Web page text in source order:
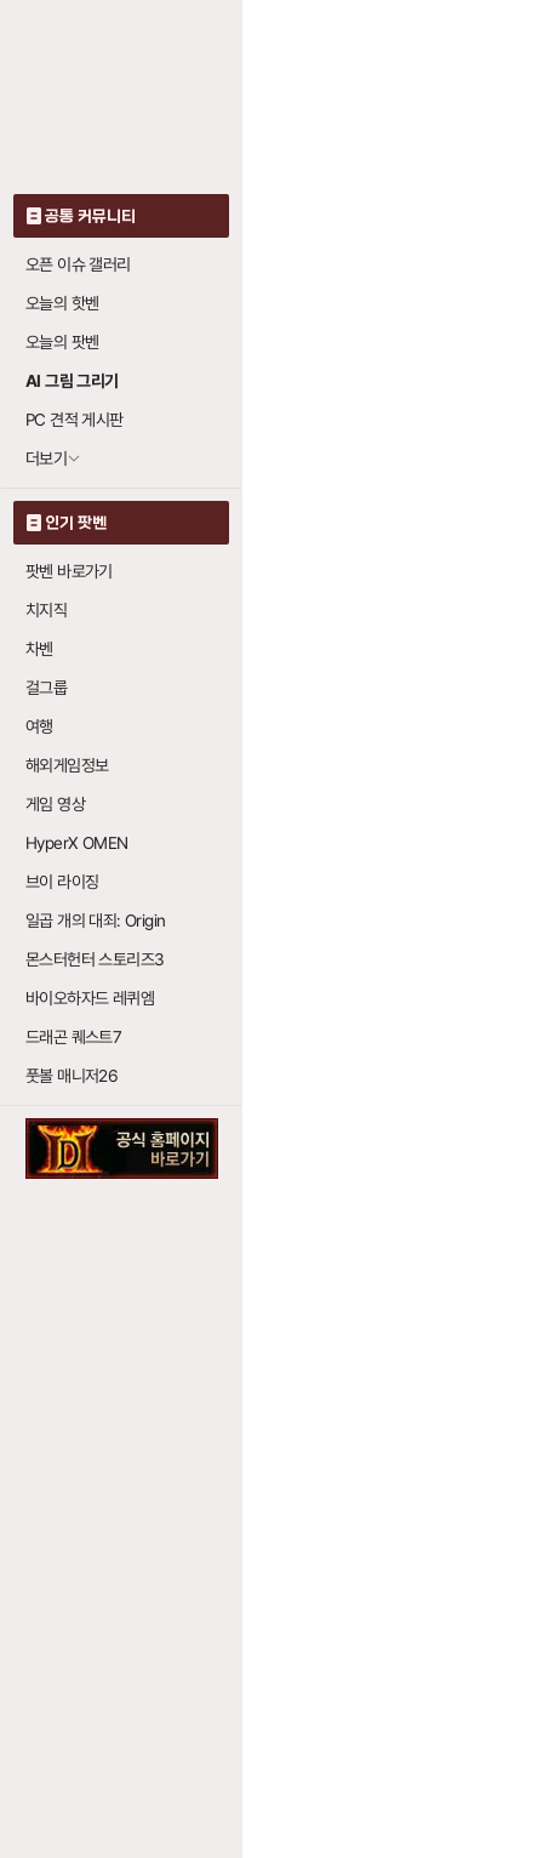
공통 커뮤니티
오픈 이슈 갤러리
오늘의 핫벤
오늘의 팟벤
AI 그림 그리기
PC 견적 게시판
더보기
인기 팟벤
팟벤 바로가기
치지직
차벤
걸그룹
여행
해외게임정보
게임 영상
HyperX OMEN
브이 라이징
일곱 개의 대죄: Origin
몬스터헌터 스토리즈3
바이오하자드 레퀴엠
드래곤 퀘스트7
풋볼 매니저26